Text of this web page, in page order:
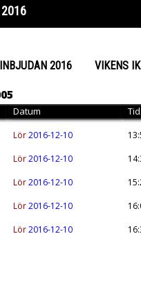
INBJUDAN 2016 VIKENS IK
Datum Tid
Lör2016-12-10
Lör2016-12-10
Lör2016-12-10
Lör2016-12-10
Lör2016-12-10